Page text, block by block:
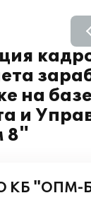
на
и
8"
КБ "ОПМ-